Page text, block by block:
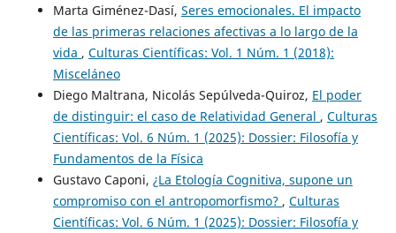
Marta Giménez-Dasí, Seres emocionales. El impacto
de las primeras relaciones afectivas a lo largo de la
vida , Culturas Científicas: Vol. 1 Núm. 1 (2018):
Misceláneo
Diego Maltrana, Nicolás Sepúlveda-Quiroz, El poder
de distinguir: el caso de Relatividad General , Culturas
Científicas: Vol. 6 Núm. 1 (2025): Dossier: Filosofía y
Fundamentos de la Física
Gustavo Caponi, ¿La Etología Cognitiva, supone un
compromiso con el antropomorfismo? , Culturas
Científicas: Vol. 6 Núm. 1 (2025): Dossier: Filosofía y